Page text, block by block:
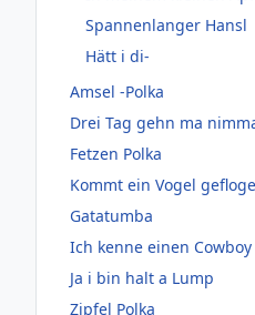
Spannenlanger Hansl
Hätt i di-
Amsel -Polka
Drei Tag gehn ma
Fetzen Polka
Kommt ein Vogel
Gatatumba
Ich kenne einen Cowboy
Ja i bin halt a Lump
Zipfel Polka